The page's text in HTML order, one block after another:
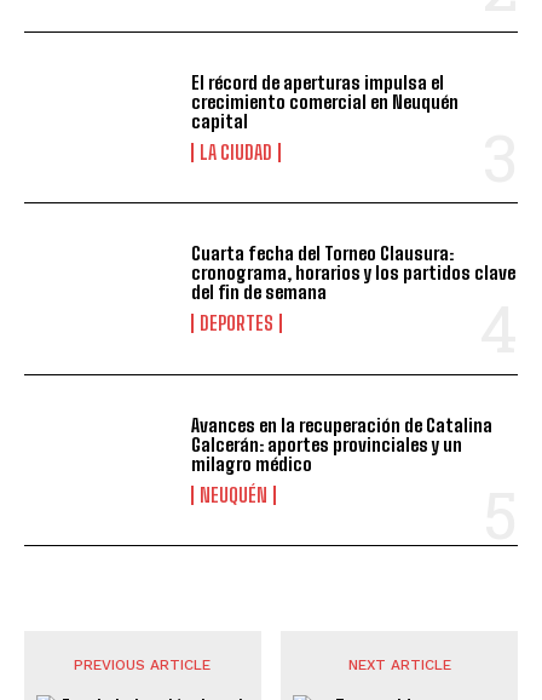
El récord de aperturas impulsa el
crecimiento comercial en Neuquén
capital
LA CIUDAD
Cuarta fecha del Torneo Clausura:
cronograma, horarios y los partidos clave
del fin de semana
DEPORTES
Avances en la recuperación de Catalina
Galcerán: aportes provinciales y un
milagro médico
NEUQUÉN
PREVIOUS ARTICLE NEXT ARTICLE